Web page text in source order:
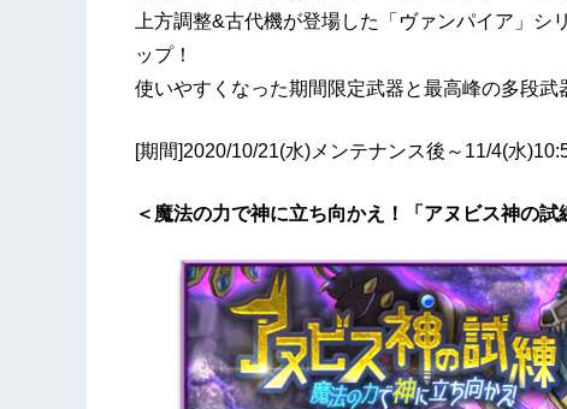
上方調整&古代機が登場した「ヴァンパイア」
ップ！
使いやすくなった期間限定武器と最高峰の多段
[期間]2020/10/21(水)メンテナンス後～11/4(水
＜魔法の力で神に立ち向かえ！「アヌビス神の試